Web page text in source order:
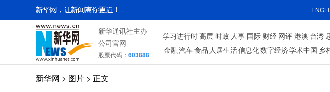
新华通讯社主办
公司官网
股票代码： 603888
学习进行时高层 时政 人事 国际 财经 网评 港澳 台湾
金融汽车食品 人居生活信息化数字经济学术中国 乡
新华网 > 图片 > 正文